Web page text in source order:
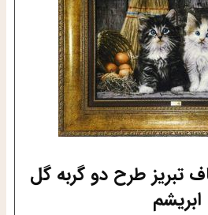
تبریز طرح دو گربه گل
ابریشم